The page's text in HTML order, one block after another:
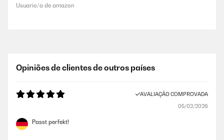
Usuario/a de amazon
Opiniões de clientes de outros países
AVALIAÇÃO COMPROVADA
05/02/2026
Passt perfekt!